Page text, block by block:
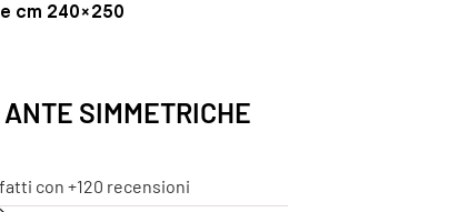
cm 240×250
SIMMETRICHE
con +120 recensioni